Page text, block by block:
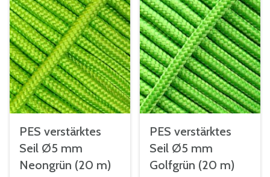
PES verstärktes
Seil Ø5 mm
Neongrün (20 m)
PES verstärktes
Seil Ø5 mm
Golfgrün (20 m)